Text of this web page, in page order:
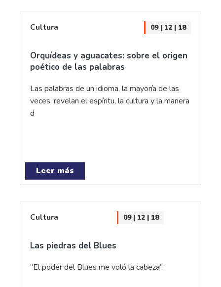
Cultura 09 | 12 | 18
Orquídeas y aguacates: sobre el origen
poético de las palabras
Las palabras de un idioma, la mayoría de las
veces, revelan el espíritu, la cultura y la manera
d
Leer más
Cultura 09 | 12 | 18
Las piedras del Blues
“El poder del Blues me voló la cabeza”.